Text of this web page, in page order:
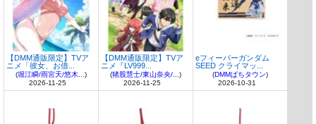
【DMM通販限定】TVア
ニメ「彼女、お借...
(堀江瞬/雨宮天/悠木...)
2026-11-25
【DMM通販限定】TVア
ニメ『LV999...
(猪股慧士/東山奈央/...)
2026-11-25
eフィーバーガンダム
SEED クライマッ...
(DMMぱちタウン)
2026-10-31